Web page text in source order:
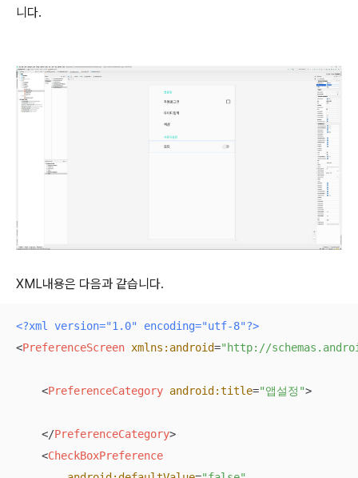
니다.
XML내용은 다음과 같습니다.
<?xml version="1.0" encoding="utf-8"?>
<PreferenceScreen xmlns:android="http://
<PreferenceCategory android:title="앱설정">
</PreferenceCategory>
<CheckBoxPreference